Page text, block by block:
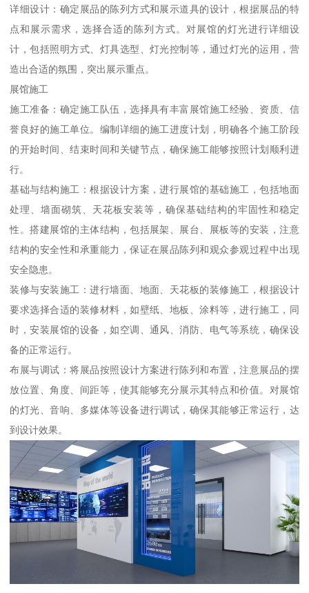
详细设计：确定展品的陈列方式和展示道具的设计，根据展品的特
点和展示需求，选择合适的陈列方式。对展馆的灯光进行详细设
计，包括照明方式、灯具选型、灯光控制等，通过灯光的运用，营
造出合适的氛围，突出展示重点。
展馆施工
施工准备：确定施工队伍，选择具有丰富展馆施工经验、资质、信
誉良好的施工单位。编制详细的施工进度计划，明确各个施工阶段
的开始时间、结束时间和关键节点，确保施工能够按照计划顺利进
行。
基础与结构施工：根据设计方案，进行展馆的基础施工，包括地面
处理、墙面砌筑、天花板安装等，确保基础结构的牢固性和稳定
性。搭建展馆的主体结构，包括展架、展台、展板等的安装，注意
结构的安全性和承重能力，保证在展品陈列和观众参观过程中出现
安全隐患。
装修与安装施工：进行墙面、地面、天花板的装修施工，根据设计
要求选择合适的装修材料，如壁纸、地板、涂料等，进行施工，同
时，安装展馆的设备，如空调、通风、消防、电气等系统，确保设
备的正常运行。
布展与调试：将展品按照设计方案进行陈列和布置，注意展品的摆
放位置、角度、间距等，使其能够充分展示其特点和价值。对展馆
的灯光、音响、多媒体等设备进行调试，确保其能够正常运行，达
到设计效果。